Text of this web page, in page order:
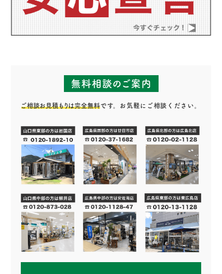
無料相談のご案内
ご相談お見積もりは完全無料です。お気軽にご相談ください。